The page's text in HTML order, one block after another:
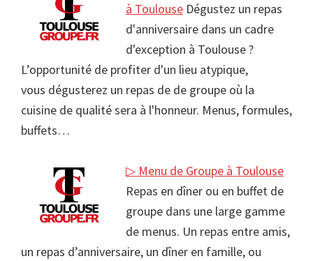
à Toulouse Dégustez un repas
d'anniversaire dans un cadre
d'exception à Toulouse ?
L’opportunité de profiter d'un lieu atypique,
vous dégusterez un repas de de groupe où la
cuisine de qualité sera à l'honneur. Menus, formules,
buffets…
▷ Menu de Groupe à Toulouse
Repas en dîner ou en buffet de
groupe dans une large gamme
de menus. Un repas entre amis,
un repas d’anniversaire, un dîner en famille, ou